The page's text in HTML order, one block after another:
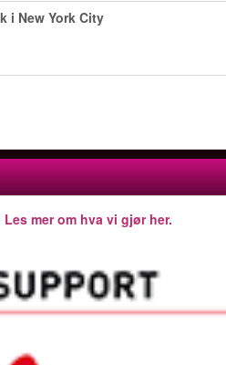
i New York City
Les mer om hva vi gjør her.